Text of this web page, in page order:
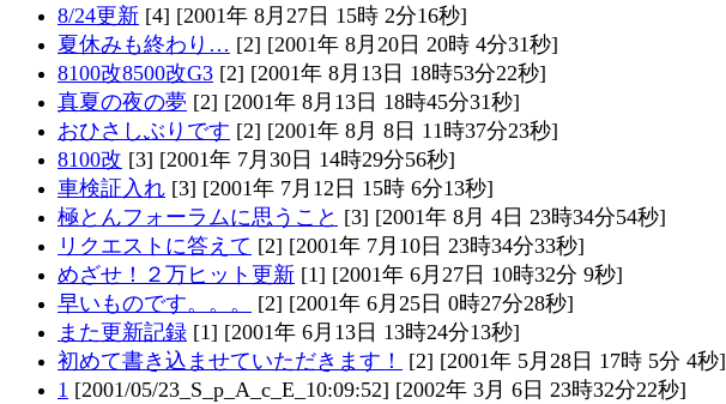
8/24更新 [4] [2001年 8月27日 15時 2分16秒]
夏休みも終わり… [2] [2001年 8月20日 20時 4分31秒]
8100改8500改G3 [2] [2001年 8月13日 18時53分22秒]
真夏の夜の夢 [2] [2001年 8月13日 18時45分31秒]
おひさしぶりです [2] [2001年 8月 8日 11時37分23秒]
8100改 [3] [2001年 7月30日 14時29分56秒]
車検証入れ [3] [2001年 7月12日 15時 6分13秒]
極とんフォーラムに思うこと [3] [2001年 8月 4日 23時34分54秒]
リクエストに答えて [2] [2001年 7月10日 23時34分33秒]
めざせ！２万ヒット更新 [1] [2001年 6月27日 10時32分 9秒]
早いものです。。。
[2] [2001年 6月25日 0時27分28秒]
また更新記録 [1] [2001年 6月13日 13時24分13秒]
初めて書き込ませていただきます！
[2] [2001年 5月28日 17時 5分 4秒]
1 [2001/05/23_S_p_A_c_E_10:09:52] [2002年 3月 6日 23時32分22秒]